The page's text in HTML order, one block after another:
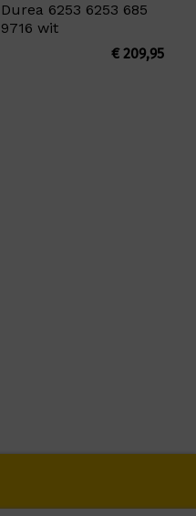
Durea 6253 6253 685
9716 wit
€209,95